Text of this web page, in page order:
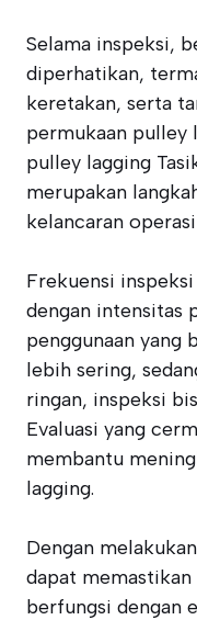
Selama inspeksi,
diperhatikan,
keretakan, serta
permukaan pulley
pulley lagging
merupakan
kelancaran
Frekuensi
dengan intensitas
penggunaan yang
lebih sering,
ringan, inspeksi
Evaluasi yang
membantu
lagging.
Dengan
dapat
berfungsi dengan